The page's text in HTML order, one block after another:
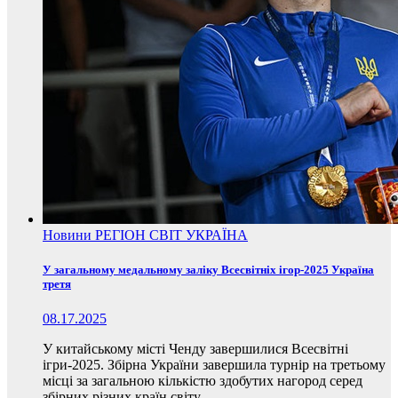
Новини РЕГІОН СВІТ УКРАЇНА
У загальному медальному заліку Всесвітніх ігор-2025 Україна
третя
08.17.2025
У китайському місті Ченду завершилися Всесвітні
ігри-2025. Збірна України завершила турнір на третьому
місці за загальною кількістю здобутих нагород серед